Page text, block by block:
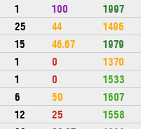
1 100 1997
25 44 1496
15 46.67 1979
1 0 1370
1 0 1533
6 50 1607
12 25 1558